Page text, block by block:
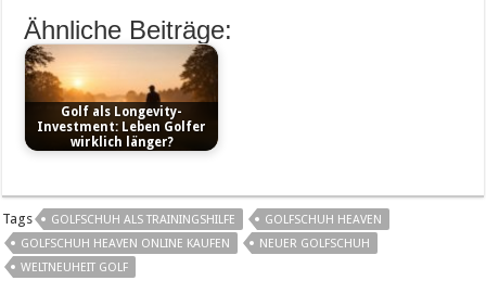
Ähnliche Beiträge:
Golf als Longevity-
Investment: Leben Golfer
wirklich länger?
Tags GOLFSCHUH ALS TRAININGSHILFE
GOLFSCHUH HEAVEN
GOLFSCHUH HEAVEN ONLINE KAUFEN
NEUER GOLFSCHUH
WELTNEUHEIT GOLF